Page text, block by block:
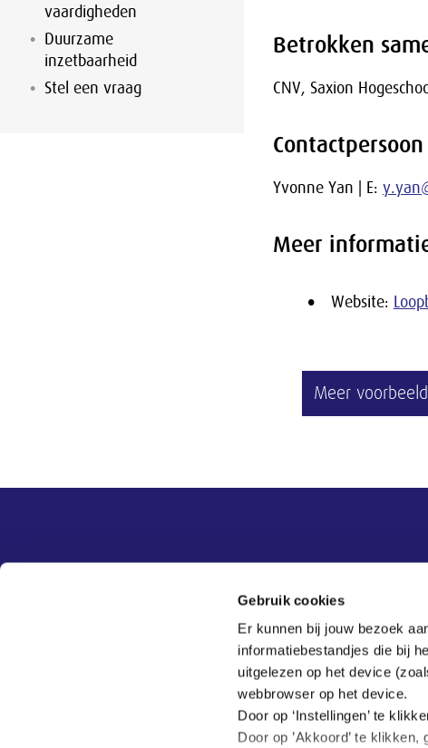
Gebruik cookies
Er kunnen bij jouw bezoek
informatiebestandjes die bij
uitgelezen op het device
webbrowser op het device.
Door op ‘Instellingen’ te
Door op ’Akkoord’ te
vaardigheden
Duurzame
inzetbaarheid
Stel een vraag
Betrokken
CNV, Saxion
Contactpersoon
Yvonne Yan | E:
Meer
Website:
Meer
Contact
Tel:070 - 3 499 499
Veelgestelde vragen